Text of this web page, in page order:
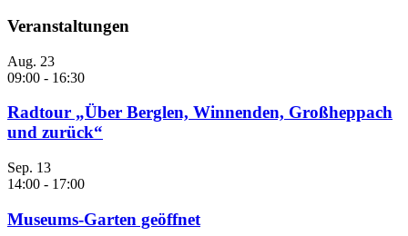
Veranstaltungen
Aug. 23
09:00 - 16:30
Radtour „Über Berglen, Winnenden, Großheppach
und zurück“
Sep. 13
14:00 - 17:00
Museums-Garten geöffnet